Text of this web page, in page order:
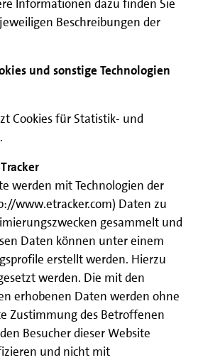
Informationen dazu finden Sie
Beschreibungen der
und sonstige Technologien
Cookies für Statistik- und
werden mit Technologien der
www.etracker.com) Daten zu
gesammelt und
Daten können unter einem
erstellt werden. Hierzu
werden. Die mit den
erhobenen Daten werden ohne
Zustimmung des Betroffenen
Besucher dieser Website
und nicht mit